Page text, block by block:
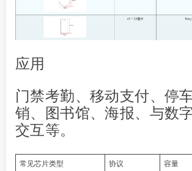
应用
门禁考勤、移动支付、停
销、图书馆、海报、与数
交互等。
常见芯片类型 协议 容量